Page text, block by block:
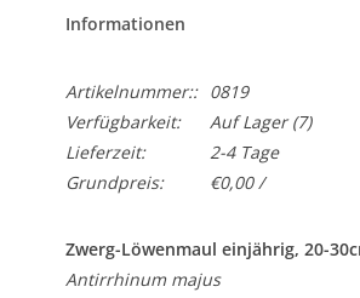
Informationen
Artikelnummer::
0819
Verfügbarkeit:
Auf Lager(7)
Lieferzeit:
2-4 Tage
Grundpreis:
€0,00 /
Zwerg-Löwenmaul einjährig, 20-
Antirrhinum majus